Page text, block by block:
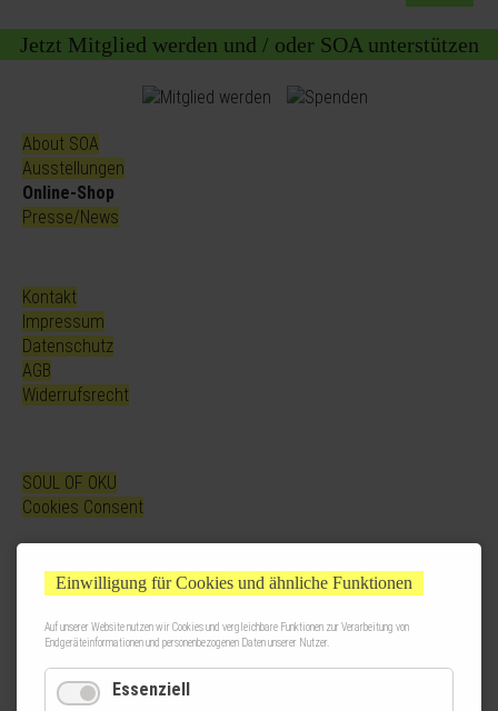
Jetzt Mitglied werden und / oder SOA unterstützen
About SOA
Ausstellungen
Online-Shop
Presse/News
Kontakt
Impressum
Datenschutz
AGB
Widerrufsrecht
SOUL OF OKU
Cookies Consent
Einwilligung für Cookies und ähnliche Funktionen
Auf unserer Website nutzen wir Cookies und vergleichbare Funktionen zur Verarbeitung von
Endgeräteinformationen und personenbezogenen Daten unserer Nutzer.
Essenziell